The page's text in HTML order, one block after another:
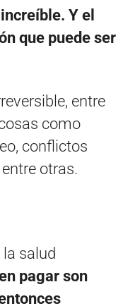
Y el
que puede ser
entre
como
conflictos
otras.
salud
pagar son